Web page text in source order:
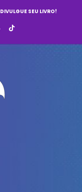
DIVULGUE SEU LIVRO!